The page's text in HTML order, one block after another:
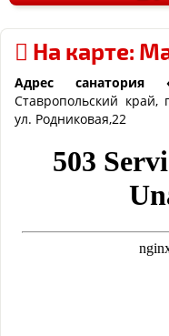
На карте:
Адрес санатория
Ставропольский край,
ул. Родниковая,22